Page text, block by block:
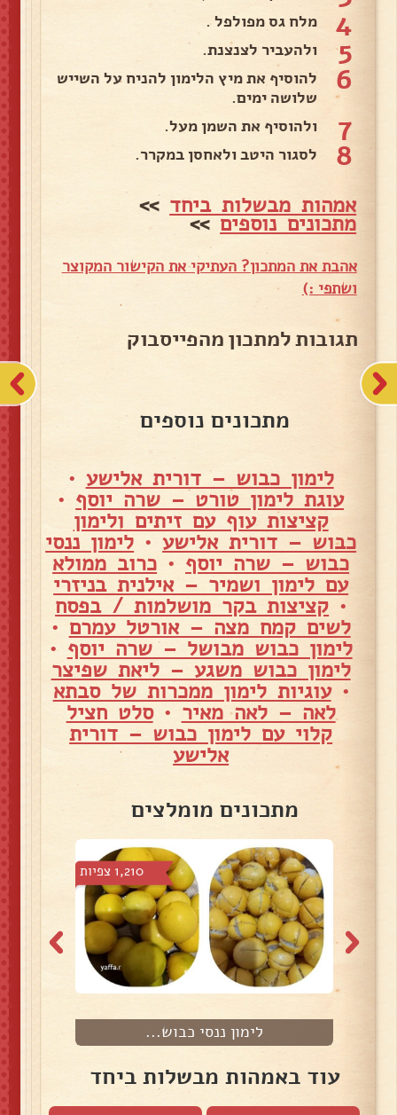
4 מלח גס מפולפל .
5 ולהעביר לצנצנת.
6
להוסיף את מיץ הלימון להניח על השייש
שלושה ימים.
7 ולהוסיף את השמן מעל.
8 לסגור היטב ולאחסן במקרר.
אמהות מבשלות ביחד >>
מתכונים נוספים>>
אהבת את המתכון? העתיקי את הקישור המקוצר
ושתפי :)
תגובות למתכון מהפייסבוק
מתכונים נוספים
לימון כבוש – דורית אלישע •
עוגת לימון טורט – שרה יוסף •
קציצות עוף עם זיתים ולימון
כבוש – דורית אלישע• לימון ננסי
כבוש – שרה יוסף • כרוב ממולא
עם לימון ושמיר – אילנית בניזרי
• קציצות בקר מושלמות / בפסח
לשים קמח מצה – אורטל עמרם •
לימון כבוש מבושל – שרה יוסף •
לימון כבוש משגע – ליאת שפיצר
•עוגיות לימון ממכרות של סבתא
לאה – לאה מאיר •סלט חציל
קלוי עם לימון כבוש – דורית
אלישע
מתכונים מומלצים
1,210 צפיות
לימון ננסי כבוש...
עוד באמהות מבשלות ביחד